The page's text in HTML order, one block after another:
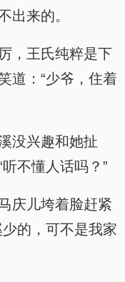
出来的。
，王氏纯粹是下
道：“少爷，住着
没兴趣和她扯
不懂人话吗？”
庆儿垮着脸赶紧
的，可不是我家